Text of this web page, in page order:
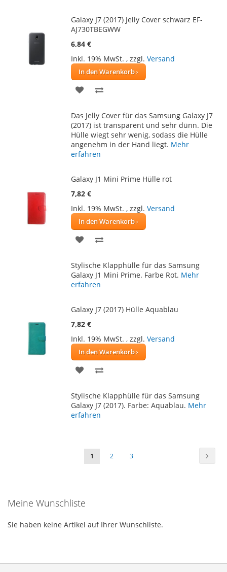
Galaxy J7 (2017) Jelly Cover schwarz EF-
AJ730TBEGWW
6,84 €
Inkl. 19% MwSt. , zzgl. Versand
In den Warenkorb
ZUR
HINZUFÜGEN
HINZUFÜGEN
Das Jelly Cover für das Samsung Galaxy J7
(2017) ist transparent und sehr dünn. Die
Hülle wiegt sehr wenig, sodass die Hülle
angenehm in der Hand liegt. Mehr
erfahren
Galaxy J1 Mini Prime Hülle rot
7,82 €
Inkl. 19% MwSt. , zzgl. Versand
In den Warenkorb
ZUR
HINZUFÜGEN
HINZUFÜGEN
Stylische Klapphülle für das Samsung
Galaxy J1 Mini Prime. Farbe Rot. Mehr
erfahren
Galaxy J7 (2017) Hülle Aquablau
7,82 €
Inkl. 19% MwSt. , zzgl. Versand
In den Warenkorb
ZUR
HINZUFÜGEN
HINZUFÜGEN
Stylische Klapphülle für das Samsung
Galaxy J7 (2017). Farbe: Aquablau. Mehr
erfahren
Sie
1 Seite
2 Seite
3
Meine Wunschliste
Sie haben keine Artikel auf Ihrer Wunschliste.